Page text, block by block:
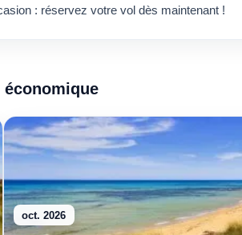
: réservez votre vol dès maintenant !
oct. 2026